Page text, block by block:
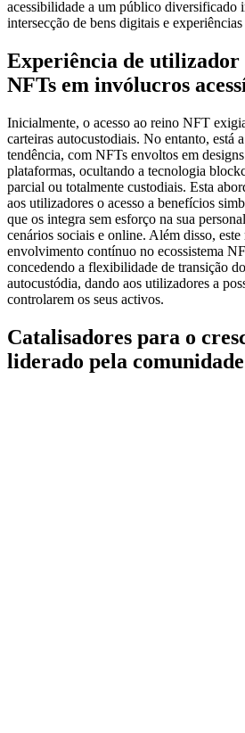
acessibilidade a um público diversificado
intersecção de bens digitais e
Experiência de
NFTs em invólucros
Inicialmente, o acesso ao reino NFT
carteiras autocustodiais. No entanto, está
tendência, com NFTs envoltos em
plataformas, ocultando a tecnologia
parcial ou totalmente custodiais. Esta
aos utilizadores o acesso a benefícios
que os integra sem esforço na sua
cenários sociais e online. Além disso,
envolvimento contínuo no ecossistema
concedendo a flexibilidade de transição
autocustódia, dando aos utilizadores a
controlarem os seus activos.
Catalisadores para o
liderado pela comunidade